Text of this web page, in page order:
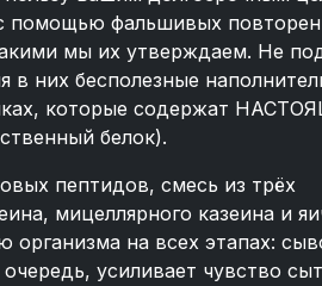
помощью фальшивых
мы их утверждаем. Не
них бесполезные
которые содержат
белок).
пептидов, смесь из трёх
мицеллярного казеина и
организма на всех этапах:
усиливает чувство